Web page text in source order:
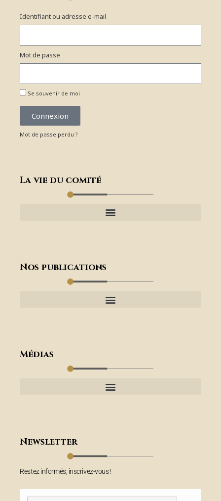
Identifiant ou adresse e-mail
Mot de passe
Se souvenir de moi
Connexion
Mot de passe perdu ?
La vie du comité
Nos publications
Médias
Newsletter
Restez informés, inscrivez-vous !